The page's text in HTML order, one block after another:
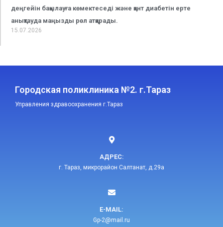
деңгейін бақылауға көмектеседі және қант диабетін ерте
анықтауда маңызды рөл атқарады.
15.07.2026
Городская поликлиника №2. г.Тараз
Управления здравоохранения г.Тараз
АДРЕС:
г. Тараз, микрорайон Салтанат, д.29а
E-MAIL:​
Gp-2@mail.ru​